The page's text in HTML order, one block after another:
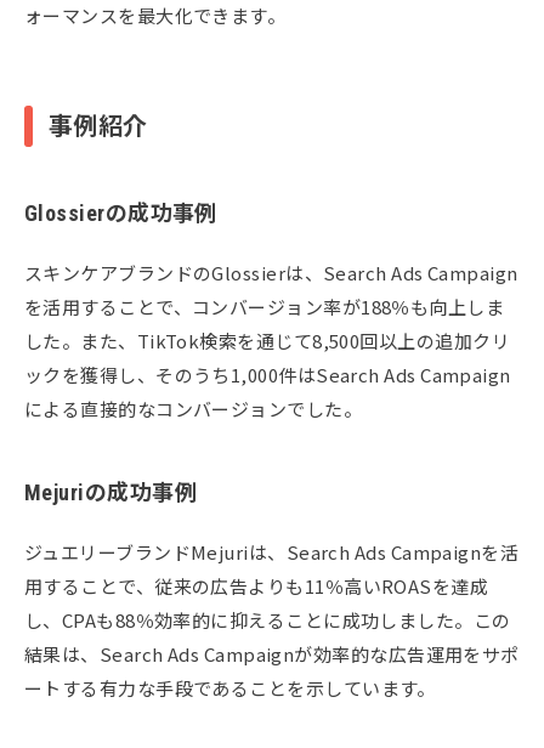
ォーマンスを最大化できます。
事例紹介
Glossierの成功事例
スキンケアブランドのGlossierは、Search Ads Campaign
を活用することで、コンバージョン率が188％も向上しま
した。また、TikTok検索を通じて8,500回以上の追加クリ
ックを獲得し、そのうち1,000件はSearch Ads Campaign
による直接的なコンバージョンでした。
Mejuriの成功事例
ジュエリーブランドMejuriは、Search Ads Campaignを活
用することで、従来の広告よりも11％高いROASを達成
し、CPAも88％効率的に抑えることに成功しました。この
結果は、Search Ads Campaignが効率的な広告運用をサポ
ートする有力な手段であることを示しています。